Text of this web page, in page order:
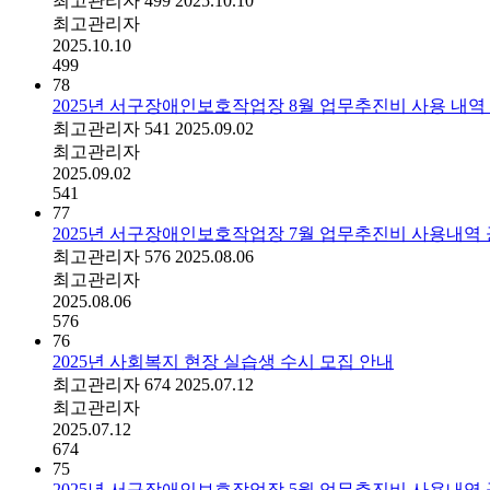
최고관리자
2025.10.10
499
78
2025년 서구장애인보호작업장 8월 업무추진비 사용 내역
최고관리자 541 2025.09.02
최고관리자
2025.09.02
541
77
2025년 서구장애인보호작업장 7월 업무추진비 사용내역
최고관리자 576 2025.08.06
최고관리자
2025.08.06
576
76
2025년 사회복지 현장 실습생 수시 모집 안내
최고관리자 674 2025.07.12
최고관리자
2025.07.12
674
75